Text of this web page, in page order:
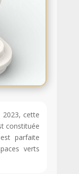
2023, cette
constituée
parfaite
verts